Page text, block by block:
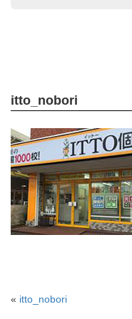
itto_nobori
« itto_nobori